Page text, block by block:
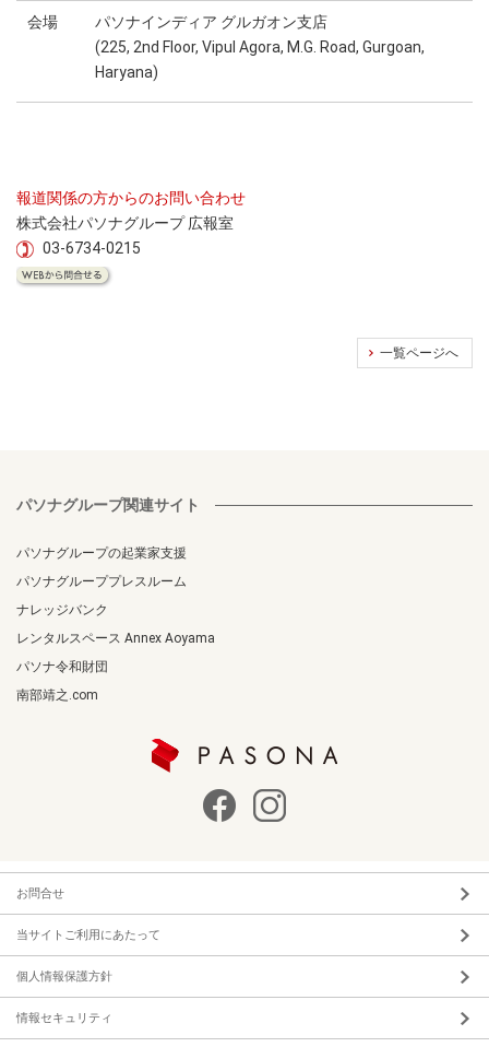
会場
パソナインディア グルガオン支店
(225, 2nd Floor, Vipul Agora, M.G. Road, Gurgoan,
Haryana)
報道関係の方からのお問い合わせ
株式会社パソナグループ 広報室
03-6734-0215
一覧ページへ
パソナグループ関連サイト
パソナグループの起業家支援
パソナグループプレスルーム
ナレッジバンク
レンタルスペース Annex Aoyama
パソナ令和財団
南部靖之.com
お問合せ
当サイトご利用にあたって
個人情報保護方針
情報セキュリティ